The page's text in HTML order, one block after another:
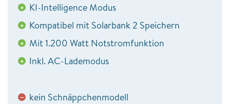
+ KI-Intelligence Modus
+ Kompatibel mit Solarbank 2 Speichern
+ Mit 1.200 Watt Notstromfunktion
+ Inkl. AC-Lademodus
− kein Schnäppchenmodell